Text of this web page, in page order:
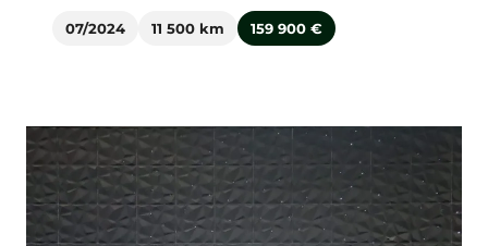
07/2024 11 500 km 159 900 €